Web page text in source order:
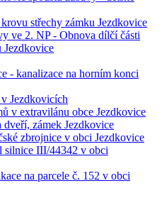
střechy zámku Jezdkovice
ve 2. NP - Obnova dílčí části
Jezdkovice
- kanalizace na horním konci
Jezdkovicích
v extravilánu obce Jezdkovice
dveří, zámek Jezdkovice
zbrojnice v obci Jezdkovice
silnice III/44342 v obci
na parcele č. 152 v obci